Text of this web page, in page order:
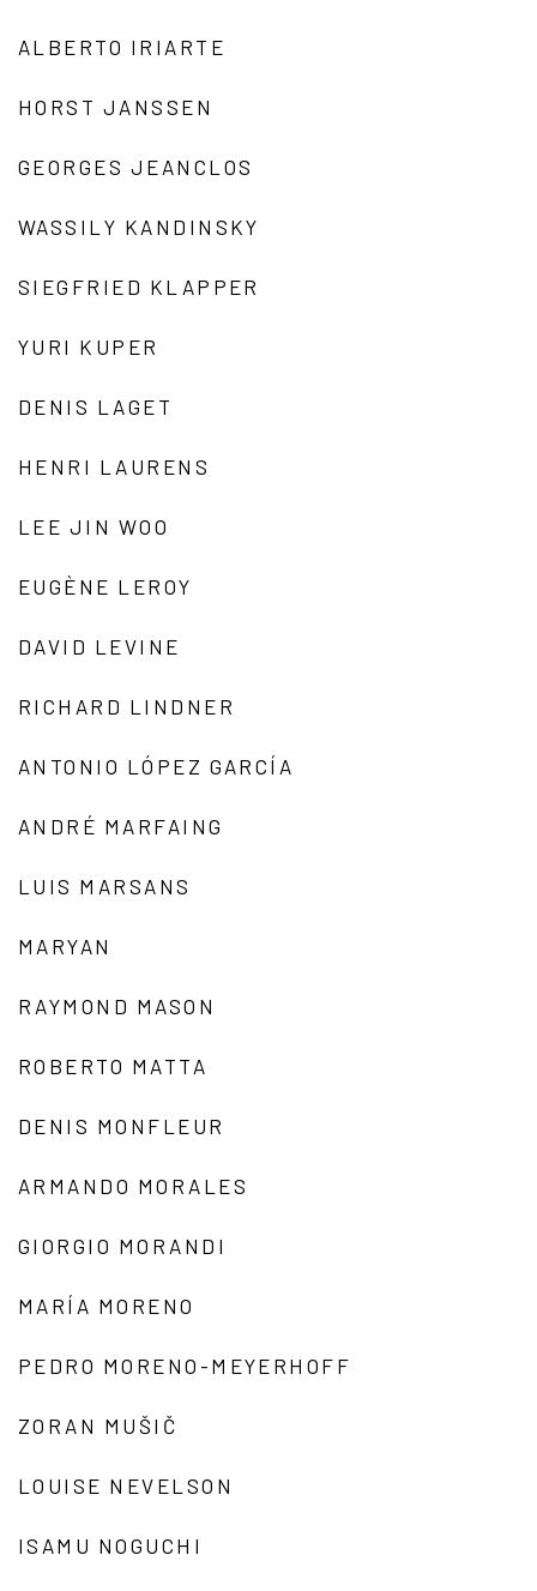
ALBERTO IRIARTE
HORST JANSSEN
GEORGES JEANCLOS
WASSILY KANDINSKY
SIEGFRIED KLAPPER
YURI KUPER
DENIS LAGET
HENRI LAURENS
LEE JIN WOO
EUGÈNE LEROY
DAVID LEVINE
RICHARD LINDNER
ANTONIO LÓPEZ GARCÍA
ANDRÉ MARFAING
LUIS MARSANS
MARYAN
RAYMOND MASON
ROBERTO MATTA
DENIS MONFLEUR
ARMANDO MORALES
GIORGIO MORANDI
MARÍA MORENO
PEDRO MORENO-MEYERHOFF
ZORAN MUŠIČ
LOUISE NEVELSON
ISAMU NOGUCHI